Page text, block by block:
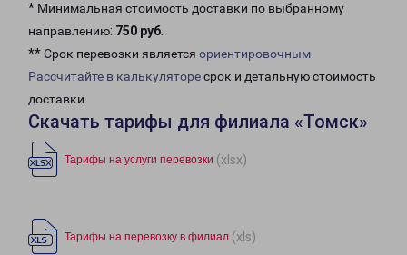
* Минимальная стоимость доставки по выбранному
направлению: 750 руб.
** Срок перевозки является ориентировочным
Рассчитайте в калькуляторесрок и детальную стоимость
доставки.
Скачать тарифы для филиала «Томск»
Тарифы на услуги перевозки (xlsx)
Тарифы на перевозку в филиал (xls)